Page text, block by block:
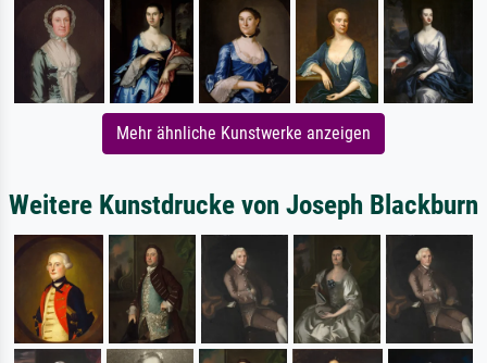
Mehr ähnliche Kunstwerke anzeigen
Weitere Kunstdrucke von Joseph Blackburn